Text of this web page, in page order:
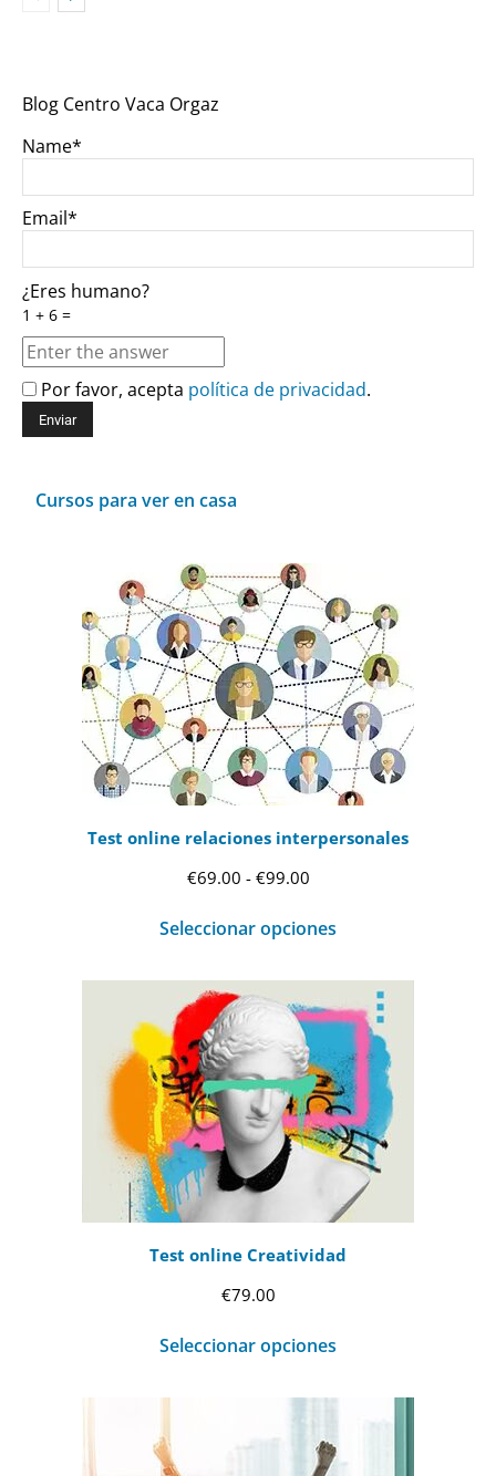
Blog Centro Vaca Orgaz
Name*
Email*
¿Eres humano?
1 + 6 =
Por favor, acepta política de privacidad.
Cursos para ver en casa
Test online relaciones interpersonales
€69.00 - €99.00Rango
desde
€69.00
hasta
€99.00
Seleccionar opciones
Test online Creatividad
€79.00
Seleccionar opciones